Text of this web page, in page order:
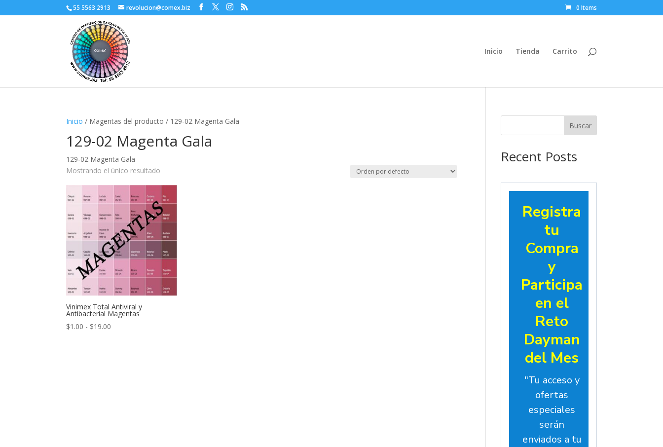
55 5563 2913 revolucion@comex.biz 0 Items
Inicio Tienda Carrito
Inicio / Magentas del producto / 129-02 Magenta Gala
129-02 Magenta Gala
129-02 Magenta Gala
Mostrando el único resultado
Vinimex Total Antiviral y
Antibacterial Magentas
$1.00 - $19.00
Buscar
Recent Posts
Registra
tu
Compra
y
Participa
en el
Reto
Dayman
del Mes
"Tu acceso y
ofertas
especiales
serán
enviados a tu